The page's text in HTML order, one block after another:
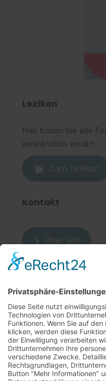
Lexikon
Hier finden Sie alle
verständlich erklärt.
Kontakt
 Über uns
Weitere Links
5 Cookie-
5 Sitemap